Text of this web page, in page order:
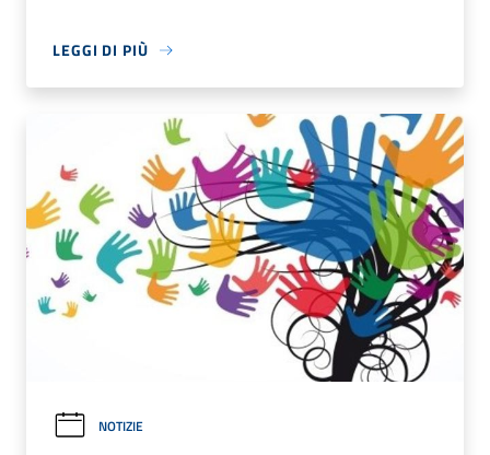
LEGGI DI PIÙ
NOTIZIE